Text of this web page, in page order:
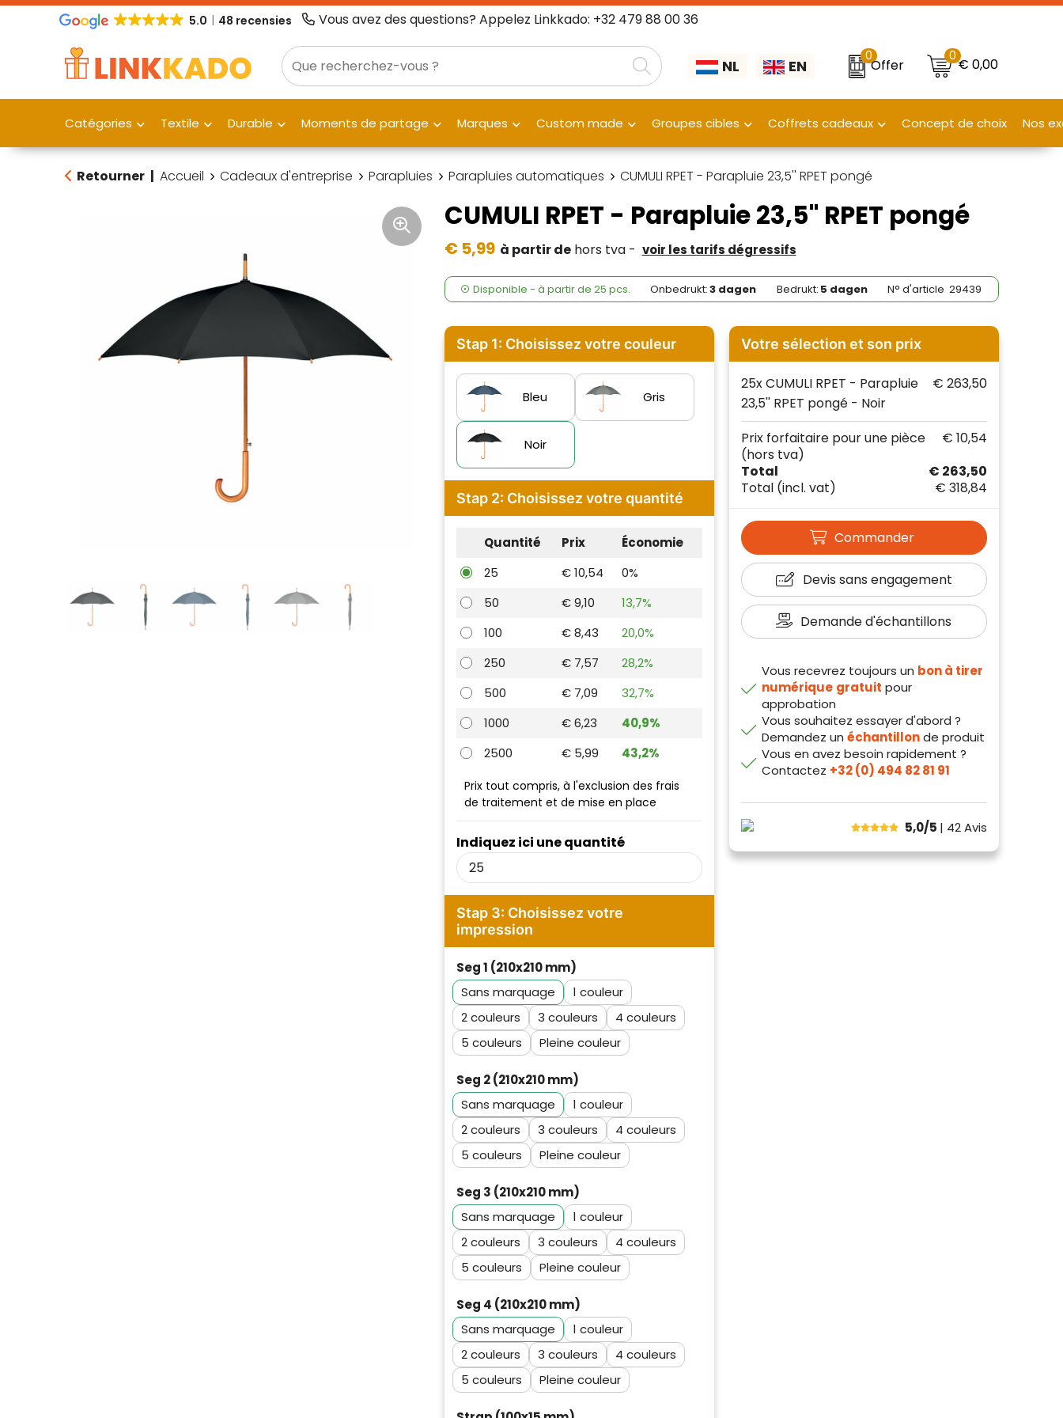
5.0 48 recensies Vous avez des questions? Appelez Linkkado: +32 479 88 00 36
NL EN
0
Offer
0€ 0,00
Catégories Textile Durable Moments de partage Marques Custom made Groupes cibles Coffrets cadeaux Concept de choix Nos
Retourner | Accueil Cadeaux d'entreprise Parapluies Parapluies automatiques CUMULI RPET - Parapluie 23,5'' RPET pongé
CUMULI RPET - Parapluie 23,5'' RPET pongé
€ 5,99 à partir dehors tva - voir les tarifs dégressifs
Disponible - à partir de 25 pcs. Onbedrukt:3 dagen Bedrukt: 5 dagen N° d'article29439
Stap 1: Choisissez votre couleur
Bleu Gris
Noir
Stap 2: Choisissez votre quantité
Quantité Prix
Économie
25
€ 10,54
0%
50
€ 9,10
13,7%
100
€ 8,43
20,0%
250
€ 7,57
28,2%
500
€ 7,09
32,7%
1000
€ 6,23
40,9%
2500
€ 5,99 43,2%
Indiquez ici une quantité
Prix tout compris, à l'exclusion des frais
de traitement et de mise en place
Stap 3: Choisissez votre
impression
Seg 1 (210x210 mm)
Sans marquage
1
2
3
4
5
Pleine couleur
Seg 2 (210x210 mm)
Sans marquage
1
2
3
4
5
Pleine couleur
Seg 3 (210x210 mm)
Sans marquage
1
2
3
4
5
Pleine couleur
Seg 4 (210x210 mm)
Sans marquage
1
2
3
4
5
Pleine couleur
Votre sélection et son prix
25x CUMULI RPET - Parapluie
23,5'' RPET pongé - Noir
€ 263,50
Total
€ 263,50
Total (incl. vat) € 318,84
Prix forfaitaire pour une pièce
(hors tva)
€ 10,54
Commander
Devis sans engagement
Demande d'échantillons
Vous recevrez toujours un bon à tirer
numérique gratuit pour
approbation
Vous souhaitez essayer d'abord ?
Demandez un échantillonde produit
Vous en avez besoin rapidement ?
Contactez +32 (0) 494 82 81 91
5,0/5 | 42Avis
Klantenbeoordelingen laten zien
hoe een website in het
algemeen aan de behoeften
van klanten voldoet.
Trustindex werkt samen met 137
beoordelingsplatforms om
websitebezoekers toegang te
geven tot echte, geverifieerde
beoordelingen op één plaats.
Alleen beoordelingen die
Trustindex meet voortdurend de
klanttevredenheid op basis van
beoordelingen. Minder dan 1%
van de ondervraagde klanten
meldde een probleem.